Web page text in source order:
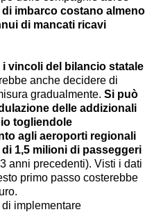
di imbarco costano almeno
di mancati ricavi
vincoli del bilancio statale
anche decidere di
gradualmente. Si può
delle addizionali
togliendole
agli aeroporti regionali
1,5 milioni di passeggeri
anni precedenti). Visti i dati
primo passo costerebbe
implementare